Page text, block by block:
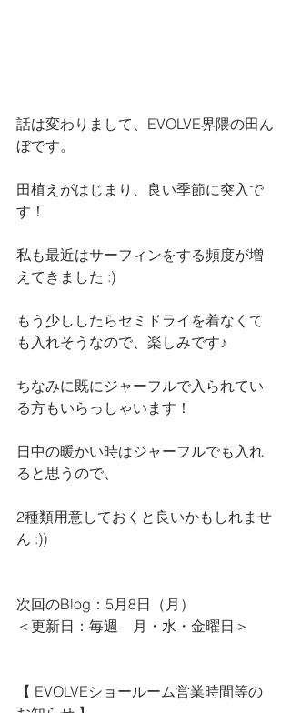
話は変わりまして、EVOLVE界隈の田ん
ぼです。
田植えがはじまり、良い季節に突入で
す！
私も最近はサーフィンをする頻度が増
えてきました :)
もう少ししたらセミドライを着なくて
も入れそうなので、楽しみです♪
ちなみに既にジャーフルで入られてい
る方もいらっしゃいます！
日中の暖かい時はジャーフルでも入れ
ると思うので、
2種類用意しておくと良いかもしれませ
ん :))
次回のBlog：5月8日（月）
＜更新日：毎週　月・水・金曜日＞
【 EVOLVEショールーム営業時間等の